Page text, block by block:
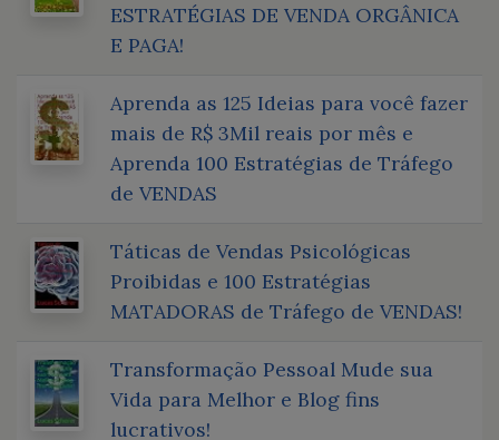
ESTRATÉGIAS DE VENDA ORGÂNICA
E PAGA!
Aprenda as 125 Ideias para você fazer
mais de R$ 3Mil reais por mês e
Aprenda 100 Estratégias de Tráfego
de VENDAS
Táticas de Vendas Psicológicas
Proibidas e 100 Estratégias
MATADORAS de Tráfego de VENDAS!
Transformação Pessoal Mude sua
Vida para Melhor e Blog fins
lucrativos!